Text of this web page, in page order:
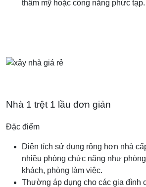
thẩm mỹ hoặc công năng phức tạp.
Nhà 1 trệt 1 lầu đơn giản
Đặc điểm
Diện tích sử dụng rộng hơn nhà
nhiều phòng chức năng như
khách, phòng làm việc.
Thường áp dụng cho các gia đình